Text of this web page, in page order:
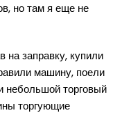
но там я еще не
заправку, купили
машину, поели
небольшой торговый
торгующие